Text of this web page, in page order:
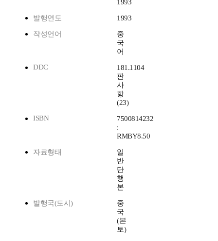
1993
발행연도 1993
작성언어
중
국
어
DDC
181.1104
판
사
항
(23)
ISBN
7500814232
:
RMBY8.50
자료형태
일
반
단
행
본
발행국(도시)
중
국
(본
토)